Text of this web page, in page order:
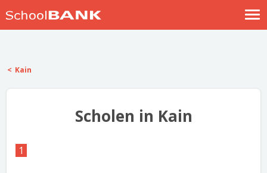
Help
Kain
Scholen in Kain
1